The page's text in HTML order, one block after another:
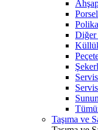
Diğer
Taşıma ve